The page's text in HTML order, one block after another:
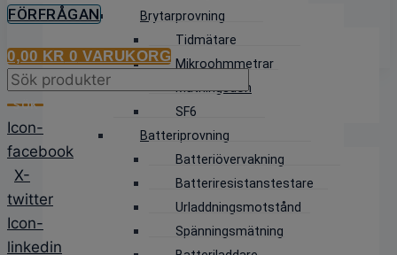
Brytarprovning
Tidmätare
Mikroohmmetrar
Matningsdon
SF6
Batteriprovning
Batteriövervakning
Batteriresistanstestare
Urladdningsmotstånd
Spänningsmätning
FÖRFRÅGAN
0,00 KR 0 VARUKORG
Products
search
SÖK
Icon-
facebook
X-
twitter
Icon-
linkedin